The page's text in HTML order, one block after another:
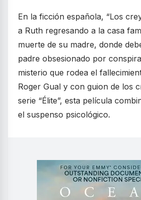
En la ficción española, “Los
a Ruth regresando a la casa
muerte de su madre, donde
padre obsesionado por
misterio que rodea el
Roger Gual y con guion de los
serie “Élite”, esta película
el suspenso psicológico.